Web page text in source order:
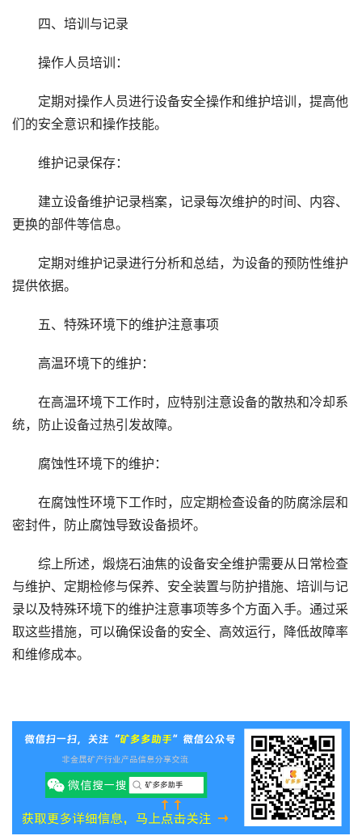
四、培训与记录
操作人员培训：
定期对操作人员进行设备安全操作和维护培训，提高他
们的安全意识和操作技能。
维护记录保存：
建立设备维护记录档案，记录每次维护的时间、内容、
更换的部件等信息。
定期对维护记录进行分析和总结，为设备的预防性维护
提供依据。
五、特殊环境下的维护注意事项
高温环境下的维护：
在高温环境下工作时，应特别注意设备的散热和冷却系
统，防止设备过热引发故障。
腐蚀性环境下的维护：
在腐蚀性环境下工作时，应定期检查设备的防腐涂层和
密封件，防止腐蚀导致设备损坏。
综上所述，煅烧石油焦的设备安全维护需要从日常检查
与维护、定期检修与保养、安全装置与防护措施、培训与记
录以及特殊环境下的维护注意事项等多个方面入手。通过采
取这些措施，可以确保设备的安全、高效运行，降低故障率
和维修成本。